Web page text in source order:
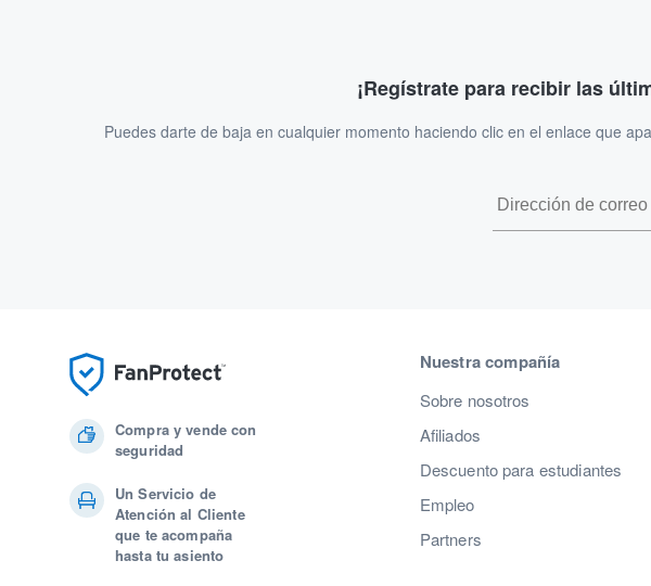
¡Regístrate para recibir las
Puedes darte de baja en cualquier momento haciendo clic en el enlace que
Compra y vende con
seguridad
Un Servicio de
Atención al Cliente
que te acompaña
hasta tu asiento
Nuestra compañía
Sobre nosotros
Afiliados
Descuento para estudiantes
Empleo
Partners